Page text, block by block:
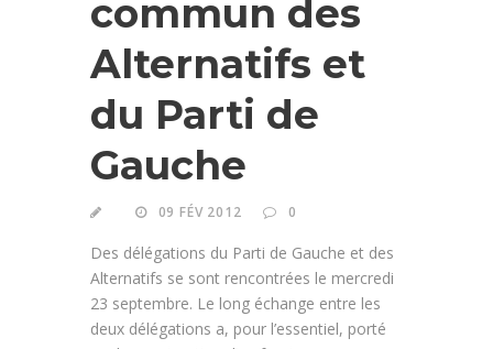
commun des
Alternatifs et
du Parti de
Gauche
09 FÉV 2012 0
Des délégations du Parti de Gauche et des
Alternatifs se sont rencontrées le mercredi
23 septembre. Le long échange entre les
deux délégations a, pour l’essentiel, porté